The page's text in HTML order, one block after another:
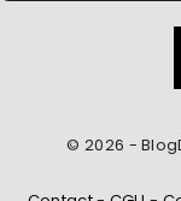
© 2026 -